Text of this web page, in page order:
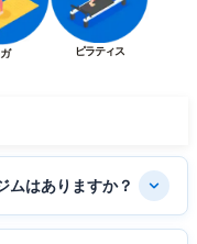
ピラティス
ムはありますか？